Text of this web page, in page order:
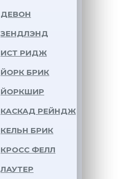
ДЕВОН
ЗЕНДЛЭНД
ИСТ РИДЖ
ЙОРК БРИК
ЙОРКШИР
КАСКАД РЕЙНДЖ
КЕЛЬН БРИК
КРОСС ФЕЛЛ
ЛАУТЕР